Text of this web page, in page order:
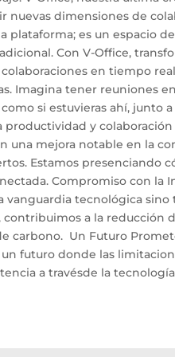
nuevas dimensiones de
plataforma; es un espacio
Con V-Office,
en tiempo
Imagina tener reuniones
si estuvieras ahí, junto
productividad y
una mejora notable en la
Estamos presenciando
Compromiso con la
vanguardia tecnológica
contribuimos a la reducción
carbono. Un Futuro
un futuro donde las
a travésde la